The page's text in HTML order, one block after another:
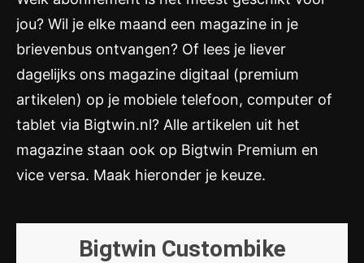
jou? Wil je elke maand een magazine in je
brievenbus ontvangen? Of lees je liever
dagelijks ons magazine digitaal (premium
artikelen) op je mobiele telefoon, computer of
tablet via Bigtwin.nl? Alle artikelen uit het
magazine staan ook op Bigtwin Premium en
vice versa. Maak hieronder je keuze.
Bigtwin Custombike